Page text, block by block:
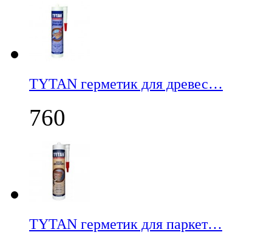
TYTAN герметик для древес…
760
TYTAN герметик для паркет…